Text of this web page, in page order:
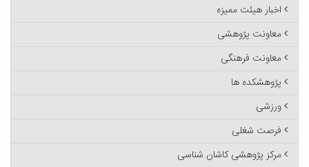
اخبار هیئت ممیزه
معاونت پژوهشی
معاونت فرهنگی
پژوهشکده ها
ورزشی
فرصت شغلی
مرکز پژوهشی کاشان شناسی